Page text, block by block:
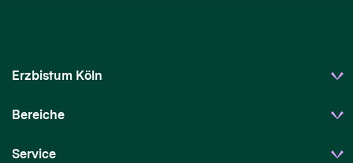
Erzbistum Köln
Bereiche
Service